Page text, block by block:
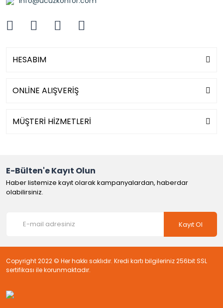
HESABIM
ONLİNE ALIŞVERİŞ
MÜŞTERİ HİZMETLERİ
E-Bülten'e Kayıt Olun
Haber listemize kayıt olarak kampanyalardan, haberdar
olabilirsiniz.
Kayıt Ol
Copyright 2022 © Her hakkı saklıdır. Kredi kartı bilgileriniz 256bit SSL
sertifikası ile korunmaktadır.